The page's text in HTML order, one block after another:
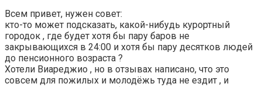
Всем привет, нужен совет:
кто-то может подсказать, какой-нибудь курортный
городок , где будет хотя бы пару баров не
закрывающихся в 24:00 и хотя бы пару десятков людей
до пенсионного возраста ?
Хотели Виареджио , но в отзывах написано, что это
совсем для пожилых и молодёжь туда не ездит , и